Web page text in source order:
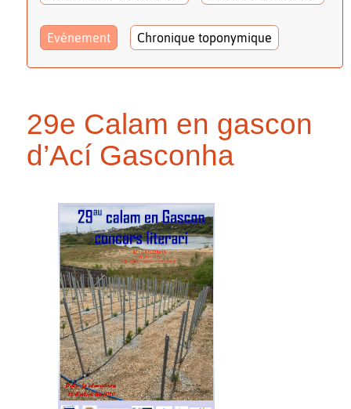
Evénement Chronique toponymique
29e Calam en gascon
d’Ací Gasconha